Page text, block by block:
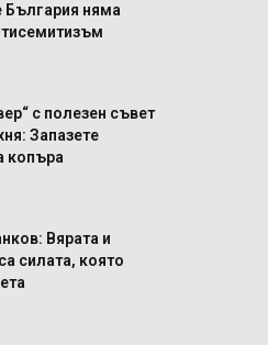
България няма
с полезен съвет
Запазете
копъра
Вярата и
силата, която